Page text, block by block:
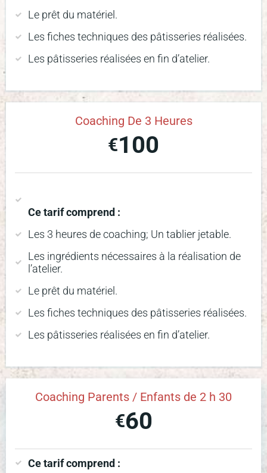
Le prêt du matériel.
Les fiches techniques des pâtisseries réalisées.
Les pâtisseries réalisées en fin d’atelier.
Coaching De 3 Heures
€100
Ce tarif comprend :
Les 3 heures de coaching; Un tablier jetable.
Les ingrédients nécessaires à la réalisation de
l’atelier.
Le prêt du matériel.
Les fiches techniques des pâtisseries réalisées.
Les pâtisseries réalisées en fin d’atelier.
Coaching Parents / Enfants de 2 h 30
€60
Ce tarif comprend :